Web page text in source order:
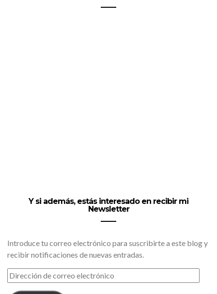
Y si además, estás interesado en recibir mi
Newsletter
Introduce tu correo electrónico para suscribirte a este blog y
recibir notificaciones de nuevas entradas.
DIRECCIÓN
DE
CORREO